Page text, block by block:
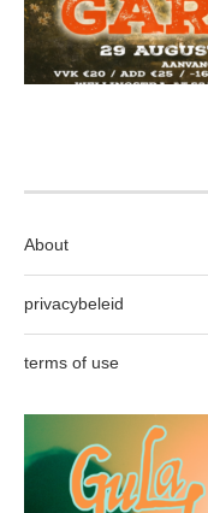
About
privacybeleid
terms of use